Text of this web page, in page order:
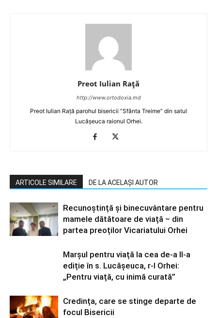
Preot Iulian Raţă
http://www.ortodoxia.md
Preot Iulian Rață parohul bisericii ”Sfânta Treime” din satul
Lucășeuca raionul Orhei.
ARTICOLE SIMILARE DE LA ACELAȘI AUTOR
Recunoștință și binecuvântare pentru
mamele dătătoare de viață – din
partea preoților Vicariatului Orhei
Marșul pentru viață la cea de-a II-a
ediție în s. Lucășeuca, r-l Orhei:
„Pentru viață, cu inimă curată”
Credința, care se stinge departe de
focul Bisericii